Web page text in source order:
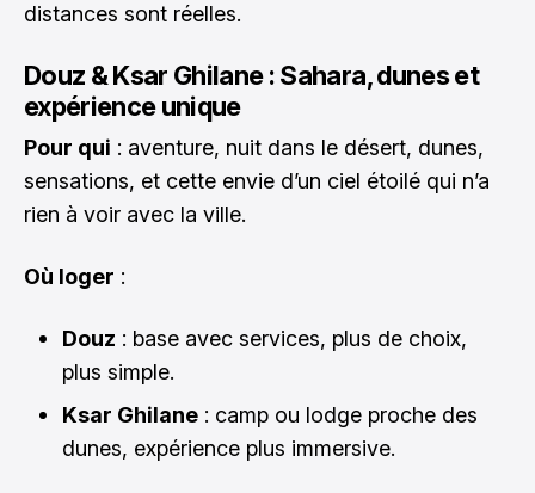
distances sont réelles.
Douz & Ksar Ghilane : Sahara, dunes et
expérience unique
Pour qui : aventure, nuit dans le désert, dunes,
sensations, et cette envie d’un ciel étoilé qui n’a
rien à voir avec la ville.
Où loger :
Douz : base avec services, plus de choix,
plus simple.
Ksar Ghilane : camp ou lodge proche des
dunes, expérience plus immersive.